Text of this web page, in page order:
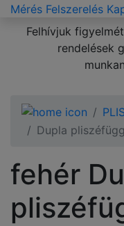
Mérés Felszerelés
Felhívjuk
rendelések
Dupla
fehér